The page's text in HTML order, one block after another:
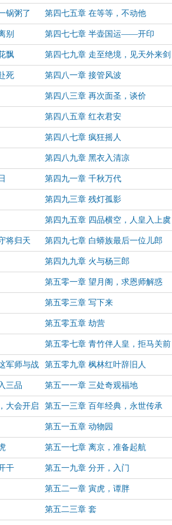
锅粥了 第四七五章 在等等，不动他
别 第四七七章 半壶国运——开印
飘 第四七九章 走至绝境，见天外来剑
死 第四八一章 接管风波
第四八三章 再次面圣，谈价
第四八五章 红衣君安
第四八七章 疯狂摇人
第四八九章 黑衣入清凉
第四九一章 千秋万代
第四九三章 残灯孤影
第四九五章 四品横空，人皇入上虞
将归天 第四九七章 白蟒族最后一位儿郎
第四九九章 火与杨三郎
第五零一章 望月阁，求恩师解惑
第五零三章 写下来
第五零五章 劫营
第五零七章 青竹伴人皇，拒马关前
败五圣
军师与战 第五零九章 枫林红叶辞旧人
三品 第五一一章 三处奇观福地
大会开启 第五一三章 百年经典，永世传承
第五一五章 动物园
第五一七章 离京，准备起航
干 第五一九章 分开，入门
第五二一章 寅虎，谭胖
第五二三章 套